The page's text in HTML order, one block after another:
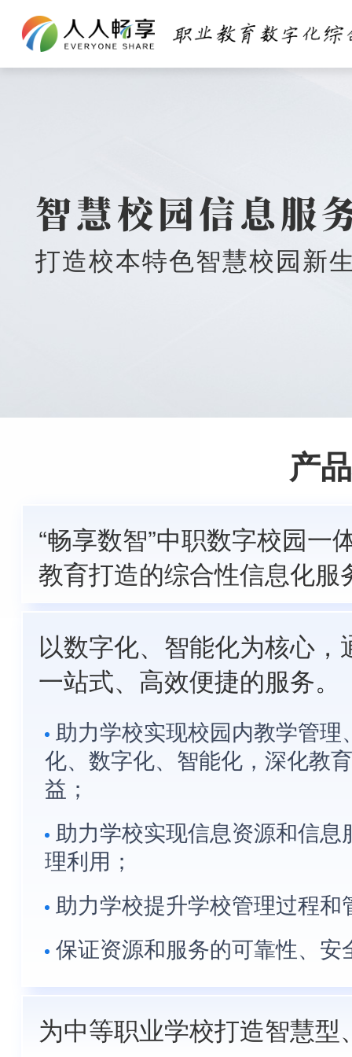
智慧校园信息服
打造校本特色智慧校园新
产
“畅享数智”中职数字校园
教育打造的综合性信息化服
以数字化、智能化为核心
一站式、高效便捷的服务。
助力学校实现校园内教学管
化、数字化、智能化，深化教
益；
助力学校实现信息资源和信
理利用；
助力学校提升学校管理过程
保证资源和服务的可靠性、安
为中等职业学校打造智慧